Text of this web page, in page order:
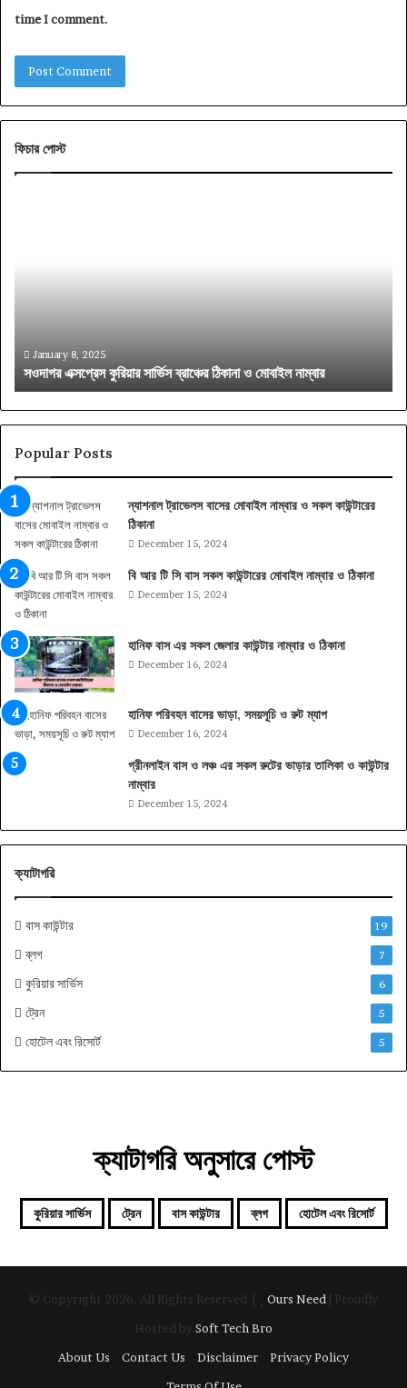
time I comment.
ফিচার পোস্ট
নাম্বারJanuary 8, 2025
সওদাগর এক্সপ্রেস কুরিয়ার সার্ভিস ব্রাঞ্চের ঠিকানা ও মোবাইল নাম্বার
Popular Posts
ন্যাশনাল ট্রাভেলস বাসের মোবাইল নাম্বার ও সকল কাউন্টারের
ঠিকানা
December 15, 2024
বি আর টি সি বাস সকল কাউন্টারের মোবাইল নাম্বার ও ঠিকানা
December 15, 2024
হানিফ বাস এর সকল জেলার কাউন্টার নাম্বার ও ঠিকানা
December 16, 2024
হানিফ পরিবহন বাসের ভাড়া, সময়সূচি ও রুট ম্যাপ
December 16, 2024
গ্রীনলাইন বাস ও লঞ্চ এর সকল রুটের ভাড়ার তালিকা ও কাউন্টার
নাম্বার
December 15, 2024
ক্যাটাগরি
বাস কাউন্টার 19
ব্লগ 7
কুরিয়ার সার্ভিস 6
ট্রেন 5
হোটেল এবং রিসোর্ট 5
ক্যাটাগরি অনুসারে পোস্ট
কুরিয়ার সার্ভিস ট্রেন বাস কাউন্টার ব্লগ হোটেল এবং রিসোর্ট
© Copyright 2026, All Rights Reserved | Ours Need | Proudly
Hosted by Soft Tech Bro
About Us
Contact Us Disclaimer
Privacy Policy